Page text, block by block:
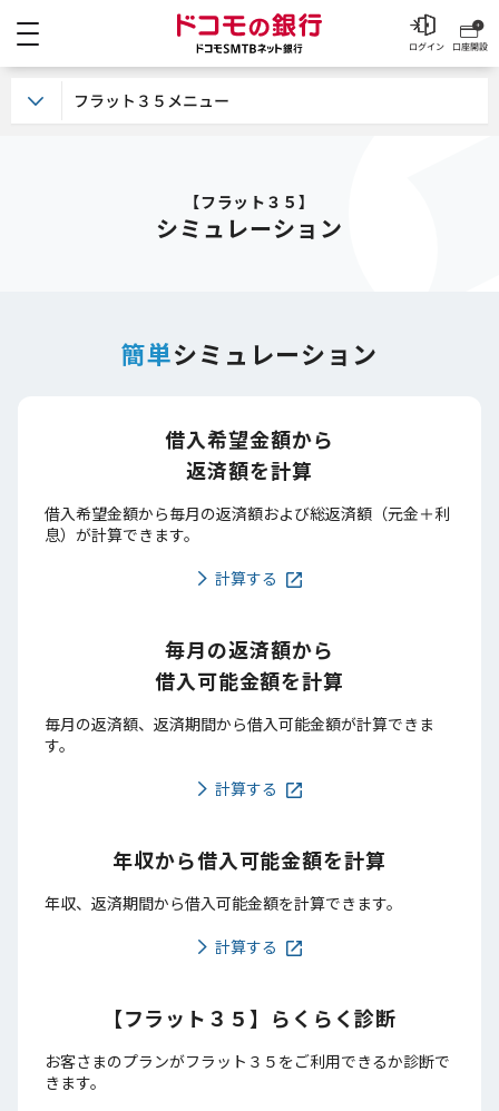
ドコモの銀行 ドコモ
口座開設
ログイン
【フラット３５】
シミュレーション
簡単シミュレーション
借入希望金額から
返済額を計算
借入希望金額から毎月の返済額および総返済額（元金＋利
息）が計算できます。
計算する
毎月の返済額から
借入可能金額を計算
毎月の返済額、返済期間から借入可能金額が計算できま
す。
計算する
年収から借入可能金額を計算
年収、返済期間から借入可能金額を計算できます。
計算する
【フラット３５】らくらく診断
お客さまのプランがフラット３５をご利用できるか診断で
きます。
フラット３５メニュー